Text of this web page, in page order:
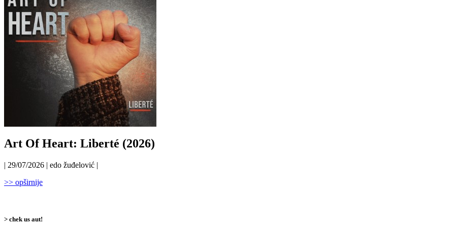
Art Of Heart: Liberté (2026)
| 29/07/2026 | edo žuđelović |
>> opširnije
> chek us aut!